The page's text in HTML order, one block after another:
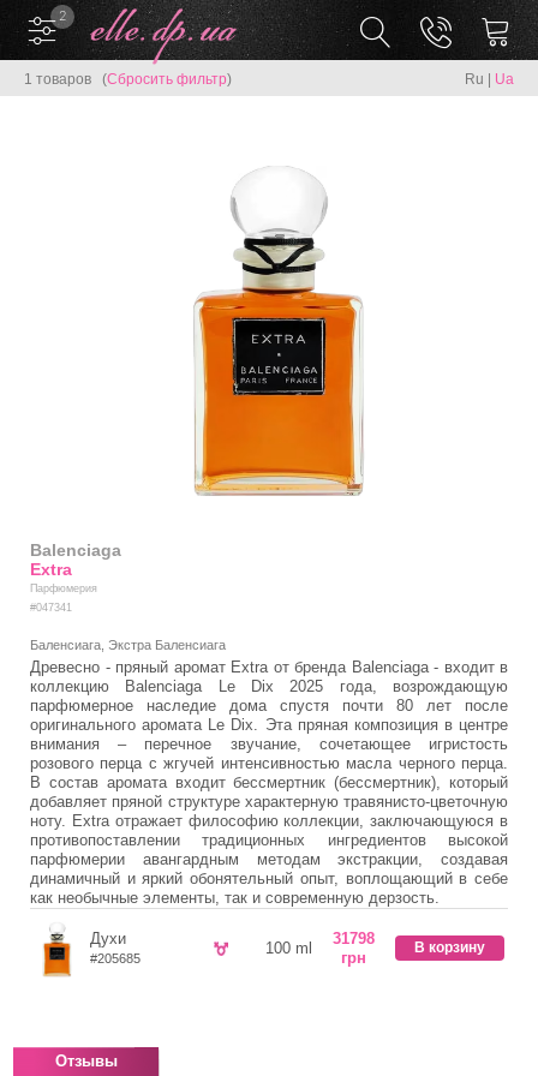
2
1 товаров (Сбросить фильтр) Ru Ua
Balenciaga
Extra
Парфюмерия
#047341
Баленсиага, Экстра Баленсиага
Древесно - пряный аромат Extra от бренда Balenciaga - входит в
коллекцию Balenciaga Le Dix 2025 года, возрождающую
парфюмерное наследие дома спустя почти 80 лет после
оригинального аромата Le Dix. Эта пряная композиция в центре
внимания – перечное звучание, сочетающее игристость
розового перца с жгучей интенсивностью масла черного перца.
В состав аромата входит бессмертник (бессмертник), который
добавляет пряной структуре характерную травянисто-цветочную
ноту. Extra отражает философию коллекции, заключающуюся в
противопоставлении традиционных ингредиентов высокой
парфюмерии авангардным методам экстракции, создавая
динамичный и яркий обонятельный опыт, воплощающий в себе
как необычные элементы, так и современную дерзость.
Духи
#205685
100 ml
31798
грн
В корзину
Отзывы